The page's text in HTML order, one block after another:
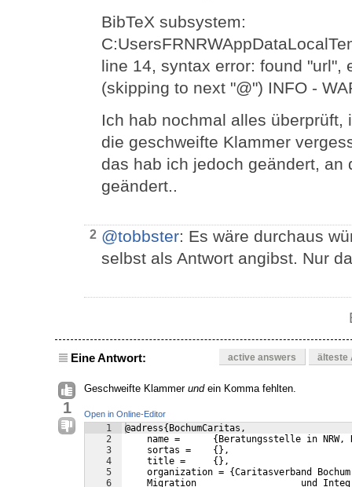
BibTeX subsystem:
line 14, syntax error: found "url",
(skipping to next "@") INFO -
Ich hab nochmal alles
die geschweifte Klammer
das hab ich jedoch geändert,
geändert..
2 @tobbster: Es wäre durchaus
selbst als Antwort angibst. Nur
Eine Antwort: active answers älteste
1
Geschweifte Klammer undein Komma fehlten.
Open in Online-Editor
1
2
3
4
5
6
@adress{BochumCaritas,
name =      {Beratungsstelle in NRW,
    sortas =    {},
    title =     {},
organization = {Caritasverband
Migration                   und